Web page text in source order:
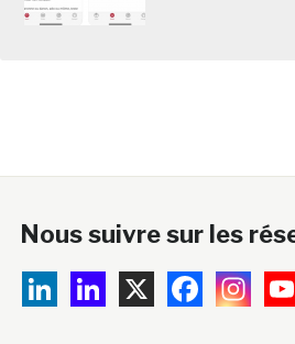
Nous suivre sur les